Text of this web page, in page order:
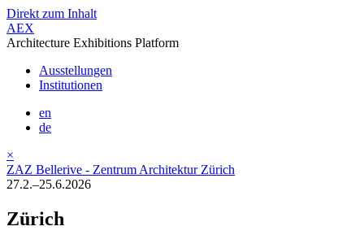
Direkt zum Inhalt
AEX
Architecture Exhibitions Platform
Ausstellungen
Institutionen
en
de
×
ZAZ Bellerive - Zentrum Architektur Zürich
27.2.–25.6.2026
Zürich